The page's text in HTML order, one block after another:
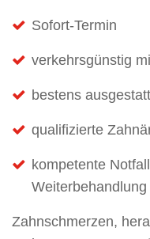
Sofort-Termin
verkehrsgünstig
bestens
qualifizierte
kompetente
Weiterbehandlung
Zahnschmerzen,